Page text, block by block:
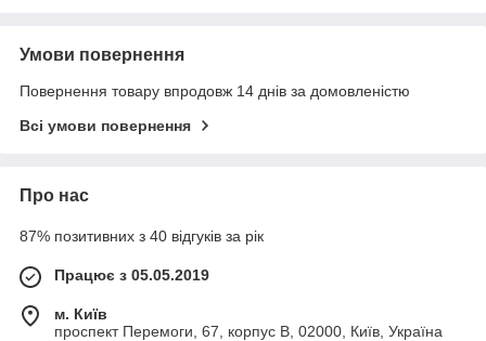
Умови повернення
Повернення товару впродовж 14 днів за домовленістю
Всі умови повернення
Про нас
87% позитивних з 40 відгуків за рік
Працює з 05.05.2019
м. Київ
проспект Перемоги, 67, корпус В, 02000, Київ, Україна